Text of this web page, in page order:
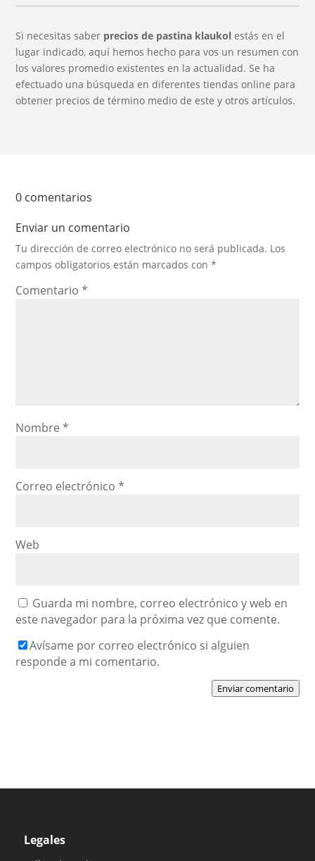
Si necesitas saber precios de pastina klaukol estás en el
lugar indicado, aquí hemos hecho para vos un resumen con
los valores promedio existentes en la actualidad. Se ha
efectuado una búsqueda en diferentes tiendas online para
obtener precios de término medio de este y otros artículos.
0 comentarios
Enviar un comentario
Tu dirección de correo electrónico no será publicada. Los
campos obligatorios están marcados con*
Comentario*
Nombre*
Correo electrónico*
Web
Guarda mi nombre, correo electrónico y web en
este navegador para la próxima vez que comente.
Avísame por correo electrónico si alguien
responde a mi comentario.
Enviar comentario
Legales